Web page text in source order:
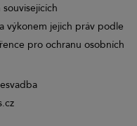
výkonem jejich práv podle
pro ochranu osobních